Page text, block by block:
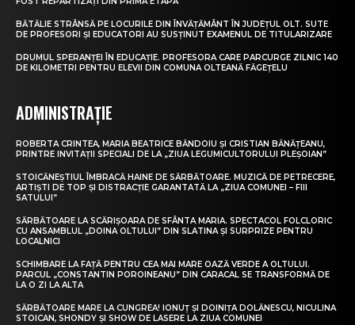
BĂTĂLIE STRÂNSĂ PE LOCURILE DIN ÎNVĂȚĂMÂNT ÎN JUDEȚUL OLT. SUTE
DE PROFESORI ȘI EDUCATORI AU SUSȚINUT EXAMENUL DE TITULARIZARE
DRUMUL SPERANȚEI ÎN EDUCAȚIE. PROFESORA CARE PARCURGE ZILNIC 140
DE KILOMETRI PENTRU ELEVII DIN COMUNA OLTEANĂ FĂGEȚELU
ADMINISTRAȚIE
ROBERTA CRINTEA, MARIA BEATRICE BĂNDOIU ȘI CRISTIAN BĂNĂȚEANU,
PRINTRE INVITAȚII SPECIALI DE LA „ZIUA LEGUMICULTORULUI PLEȘOIAN”
STOICĂNEȘTIUL ÎMBRACĂ HAINE DE SĂRBĂTOARE. MUZICĂ DE PETRECERE,
ARTIȘTI DE TOP ȘI DISTRACȚIE GARANTATĂ LA „ZIUA COMUNEI – FIII
SATULUI”
SĂRBĂTOARE LA SCĂRIȘOARA DE SFÂNTA MARIA. SPECTACOL FOLCLORIC
CU ANSAMBLUL „DOINA OLTULUI” DIN SLATINA ȘI SURPRIZE PENTRU
LOCALNICI
SCHIMBARE LA FAȚĂ PENTRU CEA MAI MARE OAZĂ VERDE A OLTULUI.
PARCUL „CONSTANTIN POROINEANU” DIN CARACAL SE TRANSFORMĂ DE
LA O ZI LA ALTA
SĂRBĂTOARE MARE LA CUNGREA! IONUȚ ȘI DOINIȚA DOLĂNESCU, NICULINA
STOICAN, SHONDY ȘI SHOW DE LASERE LA ZIUA COMUNEI